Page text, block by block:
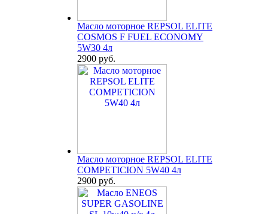
Масло моторное REPSOL ELITE
COSMOS F FUEL ECONOMY
5W30 4л
2900 руб.
Масло моторное REPSOL ELITE
COMPETICION 5W40 4л
2900 руб.